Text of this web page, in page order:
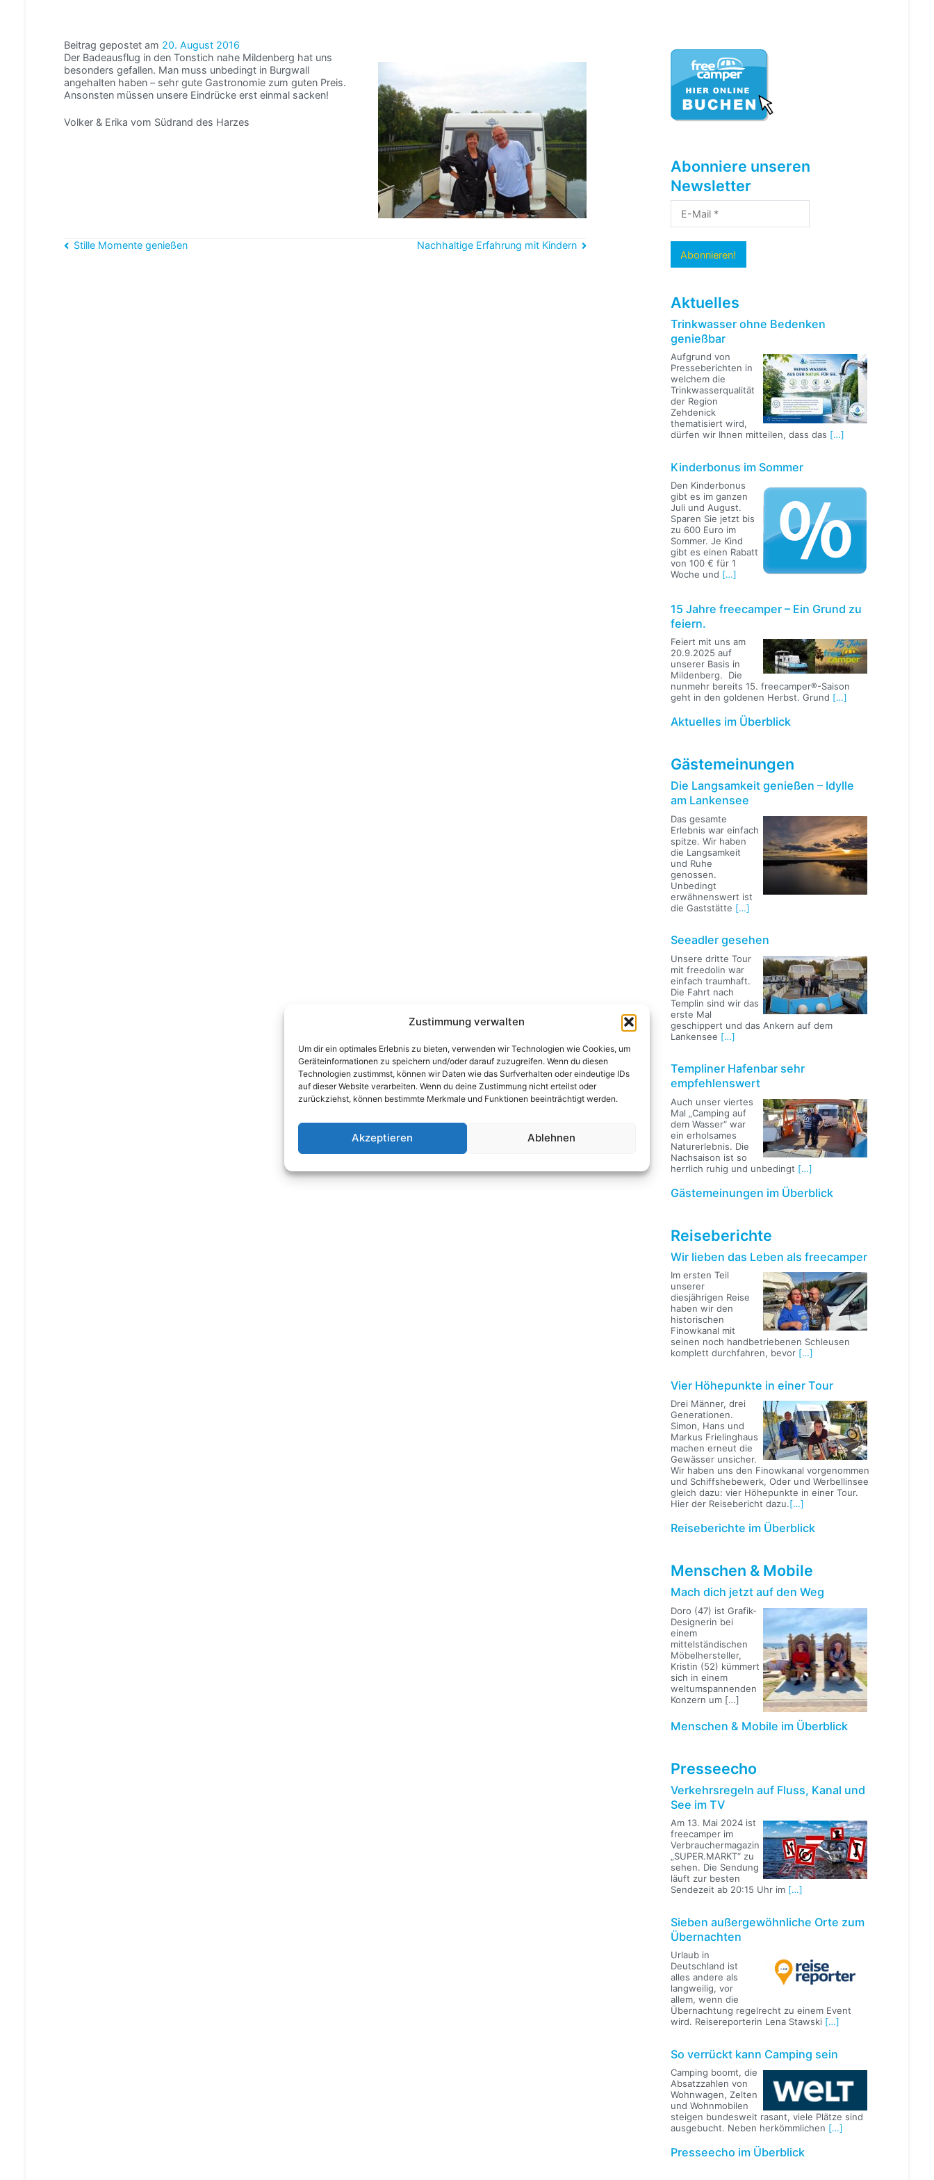
Zustimmung verwalten
Um dir ein optimales Erlebnis zu bieten, verwenden wir Technologien wie Cookies, um
Geräteinformationen zu speichern und/oder darauf zuzugreifen. Wenn du diesen
Technologien zustimmst, können wir Daten wie das Surfverhalten oder eindeutige IDs
auf dieser Website verarbeiten. Wenn du deine Zustimmung nicht erteilst oder
zurückziehst, können bestimmte Merkmale und Funktionen beeinträchtigt werden.
Akzeptieren Ablehnen
Beitrag gepostet am 20. August 2016
Der Badeausflug in den Tonstich nahe Mildenberg hat uns
besonders gefallen. Man muss unbedingt in Burgwall
angehalten haben – sehr gute Gastronomie zum guten Preis.
Ansonsten müssen unsere Eindrücke erst einmal sacken!
Volker & Erika vom Südrand des Harzes
Beitragsnavigation
Stille Momente genießen Nachhaltige Erfahrung mit Kindern
Abonniere unseren
Newsletter
Aktuelles
Trinkwasser ohne Bedenken
genießbar
Aufgrund von
Presseberichten in
welchem die
Trinkwasserqualität
der Region
Zehdenick
thematisiert wird,
dürfen wir Ihnen mitteilen, dass das […]
Kinderbonus im Sommer
Den Kinderbonus
gibt es im ganzen
Juli und August.
Sparen Sie jetzt bis
zu 600 Euro im
Sommer. Je Kind
gibt es einen Rabatt
von 100 € für 1
Woche und […]
15 Jahre freecamper – Ein Grund zu
feiern.
Feiert mit uns am
20.9.2025 auf
unserer Basis in
Mildenberg. Die
nunmehr bereits 15. freecamper®-Saison
geht in den goldenen Herbst. Grund […]
Aktuelles im Überblick
Gästemeinungen
Die Langsamkeit genießen – Idylle
am Lankensee
Das gesamte
Erlebnis war einfach
spitze. Wir haben
die Langsamkeit
und Ruhe
genossen.
Unbedingt
erwähnenswert ist
die Gaststätte […]
Seeadler gesehen
Unsere dritte Tour
mit freedolin war
einfach traumhaft.
Die Fahrt nach
Templin sind wir das
erste Mal
geschippert und das Ankern auf dem
Lankensee […]
Templiner Hafenbar sehr
empfehlenswert
Auch unser viertes
Mal „Camping auf
dem Wasser“ war
ein erholsames
Naturerlebnis. Die
Nachsaison ist so
herrlich ruhig und unbedingt […]
Gästemeinungen im Überblick
Reiseberichte
Wir lieben das Leben als freecamper
Im ersten Teil
unserer
diesjährigen Reise
haben wir den
historischen
Finowkanal mit
seinen noch handbetriebenen Schleusen
komplett durchfahren, bevor […]
Vier Höhepunkte in einer Tour
Drei Männer, drei
Generationen.
Simon, Hans und
Markus Frielinghaus
machen erneut die
Gewässer unsicher.
Wir haben uns den Finowkanal vorgenommen
und Schiffshebewerk, Oder und Werbellinsee
gleich dazu: vier Höhepunkte in einer Tour.
Hier der Reisebericht dazu.[…]
Reiseberichte im Überblick
Menschen & Mobile
Mach dich jetzt auf den Weg
Doro (47) ist Grafik-
Designerin bei
einem
mittelständischen
Möbelhersteller,
Kristin (52) kümmert
sich in einem
weltumspannenden
Konzern um […]
Menschen & Mobile im Überblick
Presseecho
Verkehrsregeln auf Fluss, Kanal und
See im TV
Am 13. Mai 2024 ist
freecamper im
Verbrauchermagazin
„SUPER.MARKT“ zu
sehen. Die Sendung
läuft zur besten
Sendezeit ab 20:15 Uhr im […]
Sieben außergewöhnliche Orte zum
Übernachten
Urlaub in
Deutschland ist
alles andere als
langweilig, vor
allem, wenn die
Übernachtung regelrecht zu einem Event
wird. Reisereporterin Lena Stawski […]
So verrückt kann Camping sein
Camping boomt, die
Absatzzahlen von
Wohnwagen, Zelten
und Wohnmobilen
steigen bundesweit rasant, viele Plätze sind
ausgebucht. Neben herkömmlichen […]
Presseecho im Überblick